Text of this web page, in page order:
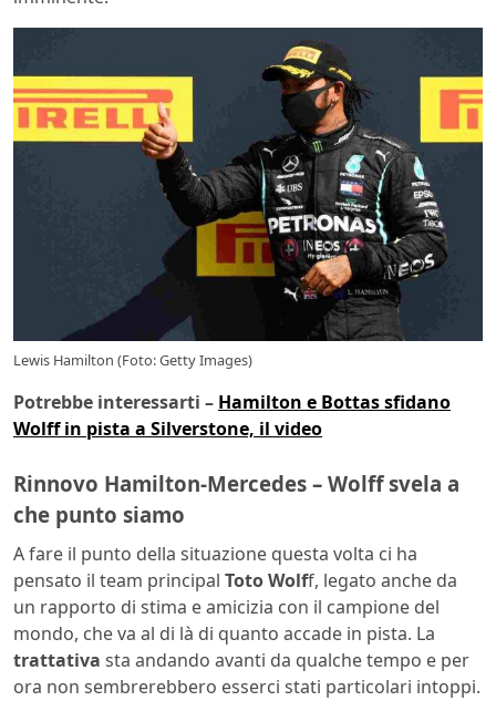
Lewis Hamilton (Foto: Getty Images)
Potrebbe interessarti – Hamilton e Bottas sfidano
Wolff in pista a Silverstone, il video
Rinnovo Hamilton-Mercedes – Wolff svela a
che punto siamo
A fare il punto della situazione questa volta ci ha
pensato il team principal Toto Wolff, legato anche da
un rapporto di stima e amicizia con il campione del
mondo, che va al di là di quanto accade in pista. La
trattativa sta andando avanti da qualche tempo e per
ora non sembrerebbero esserci stati particolari intoppi.